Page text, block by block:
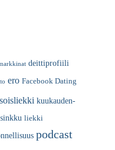
deittiprofiili
ero Facebook Dating
kuukauden-
liekki
podcast